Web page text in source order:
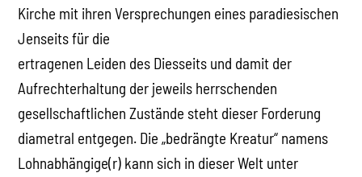
Kirche mit ihren Versprechungen eines paradiesischen
Jenseits für die
ertragenen Leiden des Diesseits und damit der
Aufrechterhaltung der jeweils herrschenden
gesellschaftlichen Zustände steht dieser Forderung
diametral entgegen. Die „bedrängte Kreatur“ namens
Lohnabhängige(r) kann sich in dieser Welt unter